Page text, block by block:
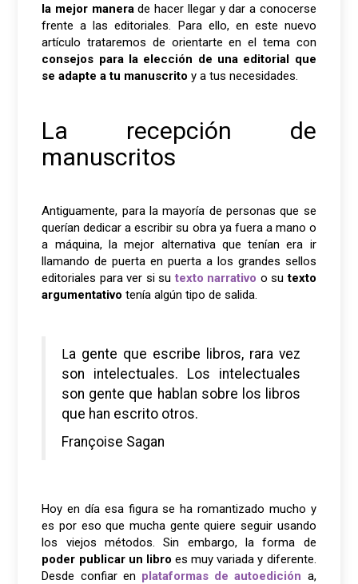
la mejor manerade hacer llegar y dar a conocerse
frente a las editoriales. Para ello, en este nuevo
artículo trataremos de orientarte en el tema con
consejos para la elección de una editorial que
se adapte a tu manuscrito y a tus necesidades.
La recepción de
manuscritos
Antiguamente, para la mayoría de personas que se
querían dedicar a escribir su obra ya fuera a mano o
a máquina, la mejor alternativa que tenían era ir
llamando de puerta en puerta a los grandes sellos
editoriales para ver si su texto narrativo o sutexto
argumentativo tenía algún tipo de salida.
La gente que escribe libros, rara vez
son intelectuales. Los intelectuales
son gente que hablan sobre los libros
que han escrito otros.
Françoise Sagan
Hoy en día esa figura se ha romantizado mucho y
es por eso que mucha gente quiere seguir usando
los viejos métodos. Sin embargo, la forma de
poder publicar un libro es muy variada y diferente.
Desde confiar en plataformas de autoedición a,